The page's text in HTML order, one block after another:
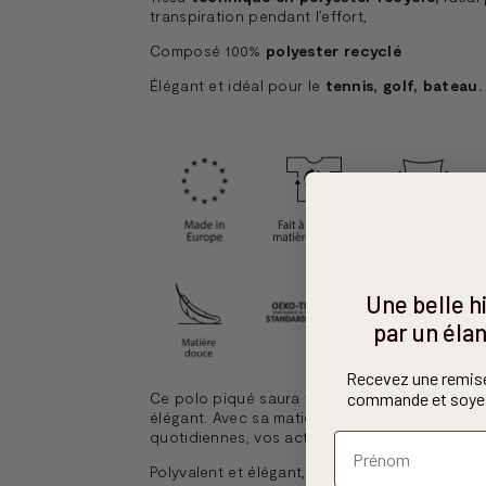
transpiration pendant l’effort,
Composé 100% polyester recyclé
Élégant et idéal pour le tennis, golf, bateau.
Ce polo piqué saura vous séduire par sa
élégant. Avec sa matière respirante,
quotidiennes, vos activités sportives ou vos
Polyvalent et élégant, sa coupe classique et
Une belle
par un
Recevez une
commande et